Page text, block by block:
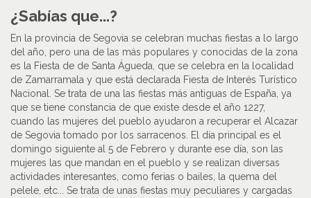
¿Sabías que...?
En la provincia de Segovia se celebran muchas fiestas a lo largo
del año, pero una de las más populares y conocidas de la zona
es la Fiesta de de Santa Águeda, que se celebra en la localidad
de Zamarramala y que está declarada Fiesta de Interés Turístico
Nacional. Se trata de una las fiestas más antiguas de España, ya
que se tiene constancia de que existe desde el año 1227,
cuando las mujeres del pueblo ayudaron a recuperar el Alcazar
de Segovia tomado por los sarracenos. El día principal es el
domingo siguiente al 5 de Febrero y durante ese día, son las
mujeres las que mandan en el pueblo y se realizan diversas
actividades interesantes, como ferias o bailes, la quema del
pelele, etc... Se trata de unas fiestas muy peculiares y cargadas